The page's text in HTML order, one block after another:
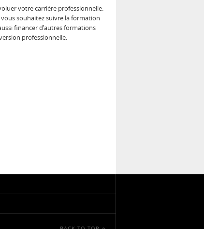
votre carrière professionnelle.
souhaitez suivre la formation
financer d’autres formations
professionnelle.